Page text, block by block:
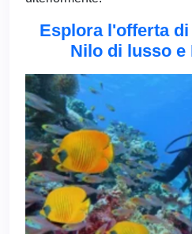
Esplora l'offerta
Nilo di lusso e